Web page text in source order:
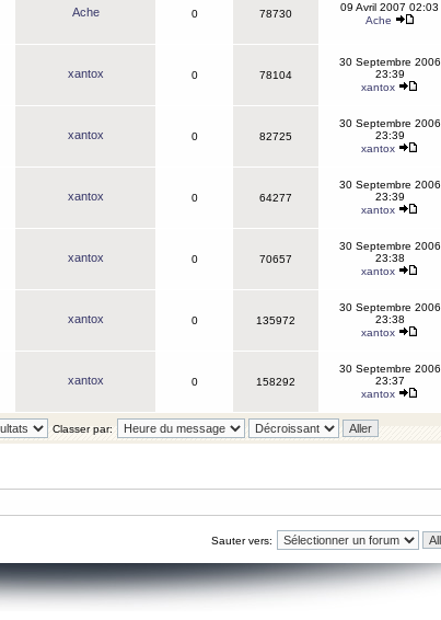
Ache 0 78730
09 Avril 2007 02:03
Ache
xantox 0 78104
30 Septembre 2006
23:39
xantox
xantox 0 82725
30 Septembre 2006
23:39
xantox
xantox 0 64277
30 Septembre 2006
23:39
xantox
xantox 0 70657
30 Septembre 2006
23:38
xantox
xantox 0 135972
30 Septembre 2006
23:38
xantox
xantox 0 158292
30 Septembre 2006
23:37
xantox
Classer par:
Sauter vers: